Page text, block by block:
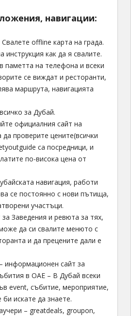
навигации:
offline карта на града.
инструкция как да я свалите.
паметта на телефона и всеки
се виждат и ресторанти,
маршрута, навигацията
за Дубай.
официалния сайт на
да проверите цените(всички
са посредници, и
по-висока цена от
навигация, работи
се постоянно с нови пътища,
участъци.
Заведения и ревюта за тях,
да си свалите менюто с
и да прецените дали е
информационен сайт за
в ОАЕ – В Дубай всеки
event, събитие, мероприятие,
искате да знаете.
– greatdeals, groupon,